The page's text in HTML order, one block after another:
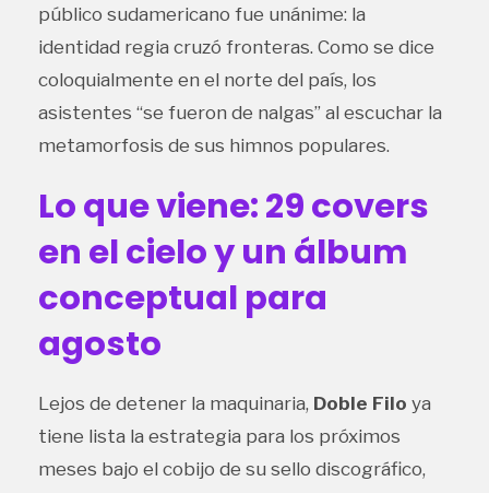
público sudamericano fue unánime: la
identidad regia cruzó fronteras. Como se dice
coloquialmente en el norte del país, los
asistentes “se fueron de nalgas” al escuchar la
metamorfosis de sus himnos populares.
Lo que viene: 29 covers
en el cielo y un álbum
conceptual para
agosto
Lejos de detener la maquinaria, Doble Filo ya
tiene lista la estrategia para los próximos
meses bajo el cobijo de su sello discográfico,